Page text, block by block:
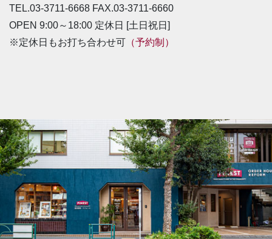
TEL.03-3711-6668 FAX.03-3711-6660
OPEN 9:00～18:00 定休日 [土日祝日]
※定休日もお打ち合わせ可 （予約制）